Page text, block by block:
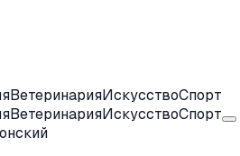
ВетеринарияИскусствоСпорт
ВетеринарияИскусствоСпорт